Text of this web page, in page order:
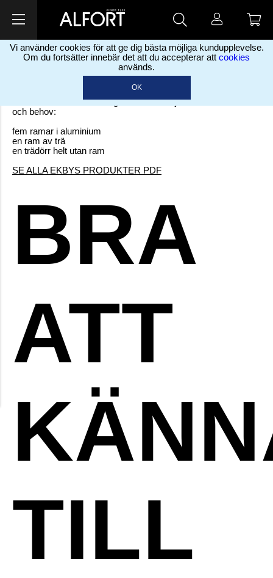
Vi använder cookies för att ge dig bästa möjliga kundupplevelse.
Om du fortsätter innebär det att du accepterar att cookies
används.
OK
RAMAR
Stabila ramar ger hållbara skjutdörrar
Ramen är det som går runt skjutdörren. Alla våra ramar är
mycket stabila och av hög kvalitet.
Allt för att hålla i din vardag. Vi har totalt sju val för olika smak
och behov:
fem ramar i aluminium
en ram av trä
en trädörr helt utan ram
SE ALLA EKBYS PRODUKTER PDF
BRA
ATT
TILL